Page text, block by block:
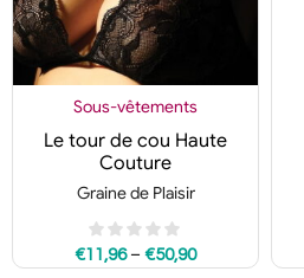
Sous-vêtements
Le tour de cou Haute
Couture
Graine de Plaisir
€11,96– €50,90